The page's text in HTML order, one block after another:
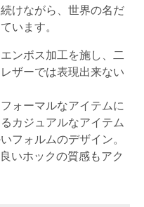
けながら、世界の名だ
います。
ンボス加工を施し、二
ザーでは表現出来ない
ォーマルなアイテムに
カジュアルなアイテム
フォルムのデザイン。
いホックの質感もアク